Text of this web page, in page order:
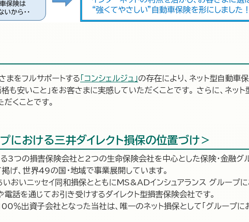
まをフルサポートする 「コンシェルジュ」の存在により、ネット型自動車
も安いこと」をお客さまに実感していただくことです。 さらに、ネッ
くことです。
における三井ダイレクト損保の位置づけ＞
3つの損害保険会社と2つの生命保険会社を中心とした保険・金融グ
げ、世界49の国・地域で事業展開しています。
いおいニッセイ同和損保とともにMS&ADインシュアランス グループ
話を通じてお引き受けするダイレクト型損害保険会社です。
資子会社となった当社は、唯一のネット損保として「グループに